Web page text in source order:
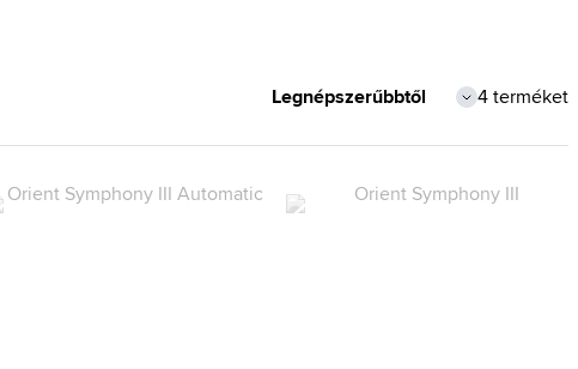
4 terméket